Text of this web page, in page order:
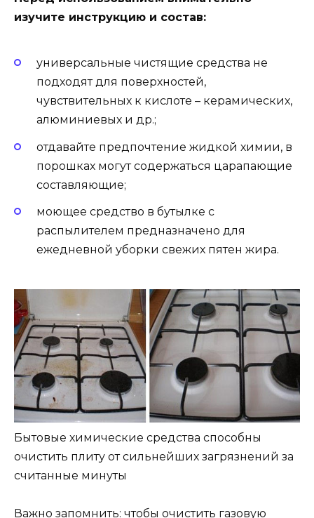
изучите инструкцию и состав:
универсальные чистящие средства не
подходят для поверхностей,
чувствительных к кислоте – керамических,
алюминиевых и др.;
отдавайте предпочтение жидкой химии, в
порошках могут содержаться царапающие
составляющие;
моющее средство в бутылке с
распылителем предназначено для
ежедневной уборки свежих пятен жира.
Бытовые химические средства способны
очистить плиту от сильнейших загрязнений за
считанные минуты
Важно запомнить: чтобы очистить газовую